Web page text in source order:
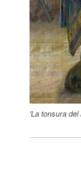
'La tonsura